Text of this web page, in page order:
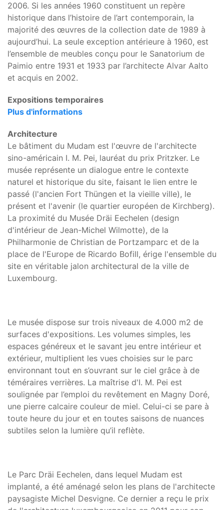
2006. Si les années 1960 constituent un repère
historique dans l’histoire de l’art contemporain, la
majorité des œuvres de la collection date de 1989 à
aujourd’hui. La seule exception antérieure à 1960, est
l’ensemble de meubles conçu pour le Sanatorium de
Paimio entre 1931 et 1933 par l’architecte Alvar Aalto
et acquis en 2002.
Expositions temporaires
Plus d'informations
Architecture
Le bâtiment du Mudam est l'œuvre de l'architecte
sino-américain I. M. Pei, lauréat du prix Pritzker. Le
musée représente un dialogue entre le contexte
naturel et historique du site, faisant le lien entre le
passé (l'ancien Fort Thüngen et la vieille ville), le
présent et l'avenir (le quartier européen de Kirchberg).
La proximité du Musée Dräi Eechelen (design
d'intérieur de Jean-Michel Wilmotte), de la
Philharmonie de Christian de Portzamparc et de la
place de l'Europe de Ricardo Bofill, érige l'ensemble du
site en véritable jalon architectural de la ville de
Luxembourg.
Le musée dispose sur trois niveaux de 4.000 m2 de
surfaces d'expositions. Les volumes simples, les
espaces généreux et le savant jeu entre intérieur et
extérieur, multiplient les vues choisies sur le parc
environnant tout en s’ouvrant sur le ciel grâce à de
téméraires verrières. La maîtrise d'I. M. Pei est
soulignée par l’emploi du revêtement en Magny Doré,
une pierre calcaire couleur de miel. Celui-ci se pare à
toute heure du jour et en toutes saisons de nuances
subtiles selon la lumière qu’il reflète.
Le Parc Dräi Eechelen, dans lequel Mudam est
implanté, a été aménagé selon les plans de l'architecte
paysagiste Michel Desvigne. Ce dernier a reçu le prix